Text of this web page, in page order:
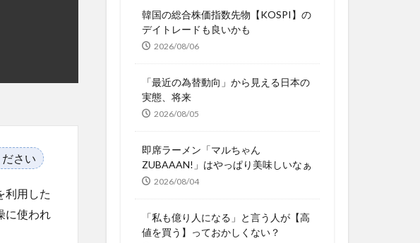
さい
利用した
に使われ
韓国の総合株価指数先物【KOSPI】の
デイトレードも良いかも
2026/08/06
「最近の為替動向」から見える日本の
実態、将来
2026/08/05
即席ラーメン「マルちゃん
ZUBAAAN!」はやっぱり美味しいなぁ
2026/08/04
「私も億り人になる」と言う人が【高
値を買う】っておかしくない？